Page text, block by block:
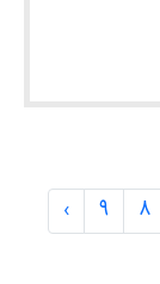
8
9
›